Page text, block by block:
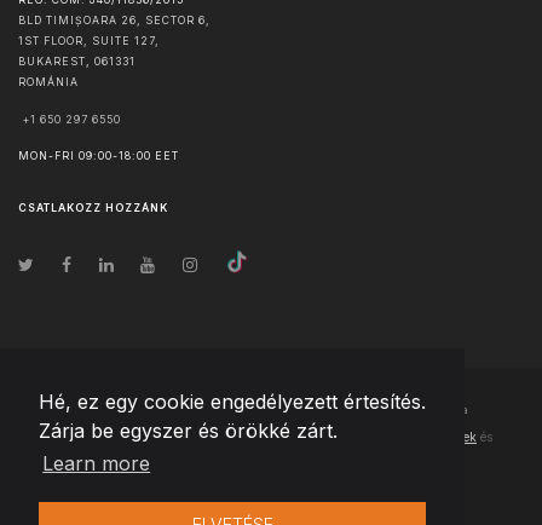
Hé, ez egy cookie engedélyezett értesítés.
Zárja be egyszer és örökké zárt.
Learn more
BLD TIMIȘOARA 26, SECTOR 6,
1ST FLOOR, SUITE 127,
BUKAREST
061331
ROMÁNIA
+1 650 297 6550
MON-FRI 09:00-18:00 EET
CSATLAKOZZ HOZZÁNK
© Szerzői jog2026 Team Extension Hungary- Minden jog fenntartva
Changelog ● Ezen webhely használatával elfogadja Használati feltételek és